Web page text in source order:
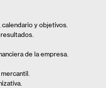
calendario y objetivos.
de la empresa.